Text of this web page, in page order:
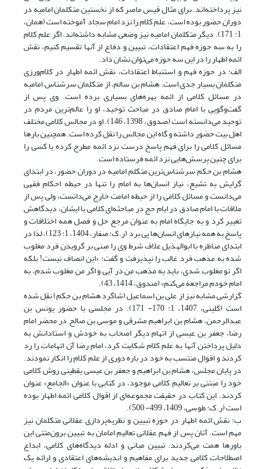
نیز پرداخته‌اند. برای مثال قیس ماصر که از نخستین متکلمان امامیه در
دوران حضور بوده است، علم کلام را نزد امام سجاد آموخته است (همان،
1: 171). دیگر متکلمان امامیه نیز وضعی مشابه داشته‌اند. اگر علم کلام
را به سه حوزه فهم اعتقادات، تبیین و دفاع از آنها تقسیم کنیم، نقش
ائمه اطهار را در این سه حوزه می‌توان نشان داد.
الف: در حوزه فهم و استنباط اعتقادات، نقش ائمه اطهار در کلام‌ورزی
متکلمان بسیار جدی است. هشام بن سالم، از متکلمان سرشناس امامیه
در مسائل کلامی از ائمه بهره‌های بسیاری برده است. وی پس از
گفت‌و‌گویی با امام صادق در مباحث توحید، او را عالم‌ترین مردم در
توحید می‌دانسته است (صدوق، 1398، 146). او در مجالس کلامی مختلف
اهل بیت حضور داشته و گاه این مجالس را نقل کرده است. همچنین بارها
مسائل کلامی‌ را برای فهم پاسخ درست نزد ائمه مطرح کرده یا کسی را
برای چنین پرسش‌هایی نزد ائمه فرستاده است.
هشام بن حکم سرشناس‌ترین متکلم امامیه در دوران حضور، در ابتدای
گرایش به تشیع، نیاز انسان‌ها به امام را تنها در حیطه احکام فقهی
می‌دانست و مسائل کلامی را از حیطه امامت خارج می‌دانست، ولی پس از
ملاقات با امام صادق در ایام حج در مباحثه‌ای کلامی با ایشان، دیدگاهش
تغییر کرد و به جایگاه امام به عنوان مرجع حل و فصل همه اختلافات و
پاسخ به همه نیازهای انسان‌ها پی برد (ر.ک: صفار، 1404، 1: 123)، لذا در
ابتدای مناظره با ابوالهذیل علاف شرط وی را مبنی بر گرویدن فرد مغلوب
شده به مذهب فرد غالب را نپذیرفت و گفت: «این انصاف نیست! بلکه
اگر تو مغلوب شدی، باید به مذهب من در آیی و اگر من مغلوب شدم، به
امام‌ خودم مراجعه می‌کنم» (صدوق، 1414، 43).
گزارشی مشابه نیز از علی بن اسماعیل (شاگرد هشام بن حکم) نقل شده
است (کلینی، 1407، 1: 170- 171). در مجلسی با حضور یونس بن
عبدالرحمن، هشام بن ابراهیم مشرقی و موسی بن صالح در محضر امام
رضا، جعفر بن عیسی از اتهام دیگر اصحاب به خودش و استادانش به
دلیل پرداختن آنها به علم کلام شکایت کرد، امام رضا آن اتهامات را رد
کردند و اقوال منتسب به خود در باره دوری از علم کلام را انکار نمودند.
در پایان مجلس، هشام بن ابراهیم و جعفر بن عیسی یقطینی روش کلامی
خود را مبتنی بر تعالیم کلامی موجود، در کتابی با عنوان «الجامع» عنوان
کردند. این کتاب در حقیقت مجموعه‌ای از اقوال کلامی ائمه اطهار بوده
است (ر.ک: طوسی، 1409، 499- 500).
ب: نقش ائمه اطهار در حوزه تبیین و نظریه‌پردازی عقلانی متکلمان نیز
مهم است. آنان پس از فهم عقلانی تعالیم امامان به تبیین برون‌متنی این
باورها همت می‌کردند. تبیین مبانی و ادله دیدگاه‌های کلامی‌، ابداع
اصطلاحات کلامی جدید برای مفاهیم و اندیشه‌های اعتقادی و ارائه یک